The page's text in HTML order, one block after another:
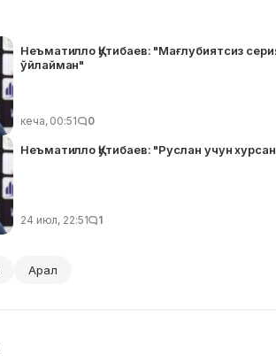
Неъматилло Қутибаев: "Мағлубиятсиз
ўйлайман"
кеча, 00:51 0
Неъматилло Қутибаев: "Руслан учун
24 июл, 22:51 1
Арал